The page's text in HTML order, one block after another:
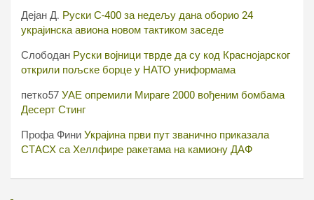
Дејан Д. Руски С-400 за недељу дана оборио 24
украјинска авиона новом тактиком заседе
Слободан Руски војници тврде да су код Краснојарског
открили пољске борце у НАТО униформама
петко57 УАЕ опремили Мираге 2000 вођеним бомбама
Десерт Стинг
Профа Фини Украјина први пут званично приказала
СТАСХ са Хеллфире ракетама на камиону ДАФ